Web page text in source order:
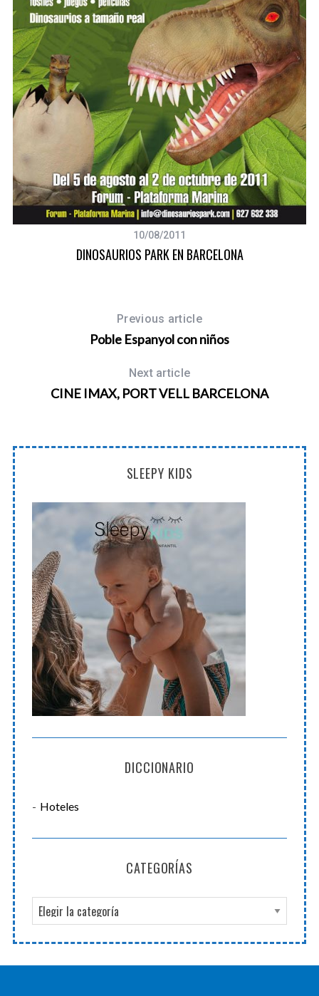
10/08/2011
DINOSAURIOS PARK EN BARCELONA
Previous article
Poble Espanyol con niños
Next article
CINE IMAX, PORT VELL BARCELONA
SLEEPY KIDS
DICCIONARIO
Hoteles
CATEGORÍAS
a
t
e